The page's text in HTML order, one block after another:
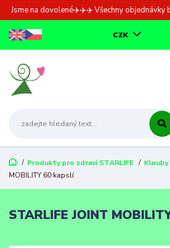
Jsme na dovolené✈️✈️✈️ Všechny objednávky
CZK
Produkty pro zdraví STARLIFE Klouby
MOBILITY 60 kapslí
STARLIFE JOINT